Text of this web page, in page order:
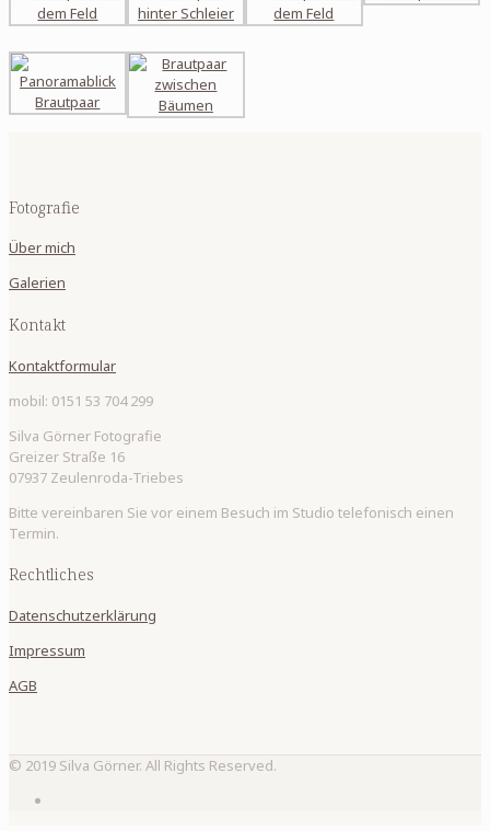
Fotografie
Über mich
Galerien
Kontakt
Kontaktformular
mobil: 0151 53 704 299
Silva Görner Fotografie
Greizer Straße 16
07937 Zeulenroda-Triebes
Bitte vereinbaren Sie vor einem Besuch im Studio telefonisch einen
Termin.
Rechtliches
Datenschutzerklärung
Impressum
AGB
© 2019 Silva Görner. All Rights Reserved.